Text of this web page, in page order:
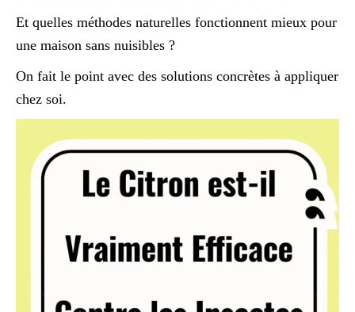
Et quelles méthodes naturelles fonctionnent mieux pour
une maison sans nuisibles ?
On fait le point avec des solutions concrètes à appliquer
chez soi.